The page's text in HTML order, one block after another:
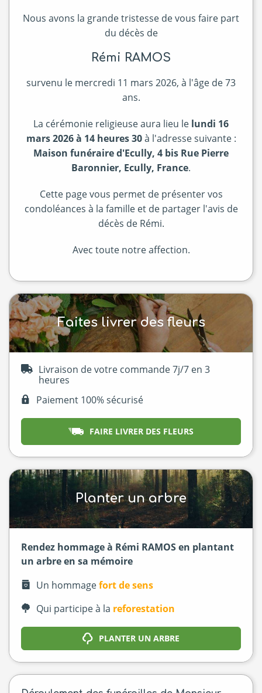
Nous avons la grande tristesse de vous faire part
du décès de
Rémi RAMOS
survenu le mercredi 11 mars 2026, à l'âge de 73
ans.
La cérémonie religieuse aura lieu le lundi 16
mars 2026 à 14 heures 30à l'adresse suivante :
Maison funéraire d'Ecully, 4 bis Rue Pierre
Baronnier, Ecully, France.
Cette page vous permet de présenter vos
condoléances à la famille et de partager l'avis de
décès de Rémi.
Avec toute notre affection.
Faites livrer des fleurs
Livraison de votre commande 7j/7 en 3
heures
Paiement 100% sécurisé
FAIRE LIVRER DES FLEURS
Planter un arbre
Rendez hommage à Rémi RAMOS en plantant
un arbre en sa mémoire
Un hommagefort de sens
Qui participe à la reforestation
PLANTER UN ARBRE